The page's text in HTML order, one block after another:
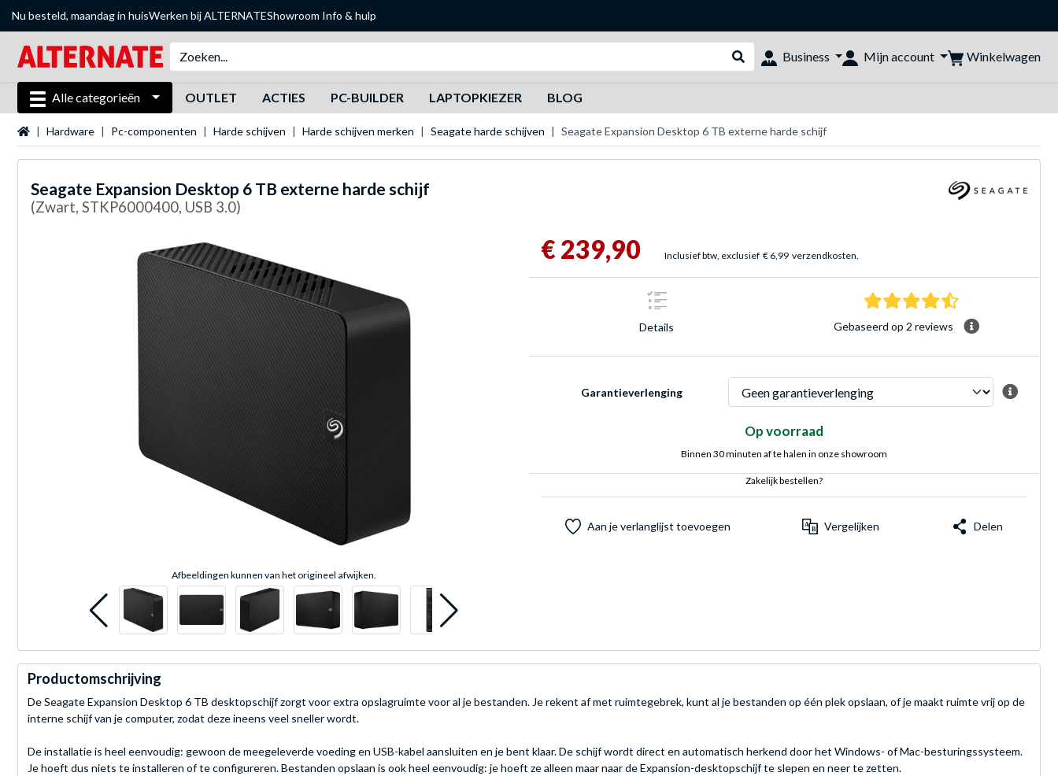
Nu besteld, maandag in huisWerken bij ALTERNATEShowroom Info & hulp
Webshop doorzoeken
Business Mijn account Winkelwagen
Alle categorieën OUTLET ACTIES PC-BUILDER LAPTOPKIEZER BLOG
Startpagina
Hardware Pc-componenten Harde schijven Harde schijven merken Seagate harde schijven Seagate Expansion Desktop 6 TB externe harde schijf
Seagate Expansion Desktop 6 TB externe harde schijf
(Zwart, STKP6000400, USB 3.0)
Afbeeldingen kunnen van het origineel afwijken.
€ 239,90 Inclusief btw, exclusief € 6,99 verzendkosten.
Details
4.5 sterren
Gebaseerd op 2 reviews
Garantieverlenging
Op voorraad
Binnen 30 minuten af te halen in onze showroom
Zakelijk bestellen?
Aan je verlanglijst toevoegen Vergelijken Delen
Productomschrijving
De Seagate Expansion Desktop 6 TB desktopschijf zorgt voor extra opslagruimte voor al je bestanden. Je rekent af met ruimtegebrek, kunt al je bestanden op één plek opslaan, of je maakt ruimte vrij op de
interne schijf van je computer, zodat deze ineens veel sneller wordt.
De installatie is heel eenvoudig: gewoon de meegeleverde voeding en USB-kabel aansluiten en je bent klaar. De schijf wordt direct en automatisch herkend door het Windows- of Mac-besturingssysteem.
Je hoeft dus niets te installeren of te configureren. Bestanden opslaan is ook heel eenvoudig: je hoeft ze alleen maar naar de Expansion-desktopschijf te slepen en neer te zetten.